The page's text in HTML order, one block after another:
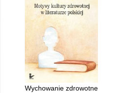
Wychowanie zdrowotne w